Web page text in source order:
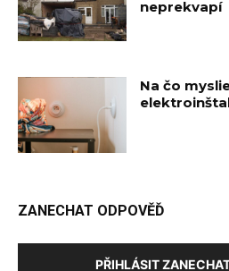
neprekvapí
Na čo
ZANECHAT ODPOVĚĎ
PŘIHLÁSIT